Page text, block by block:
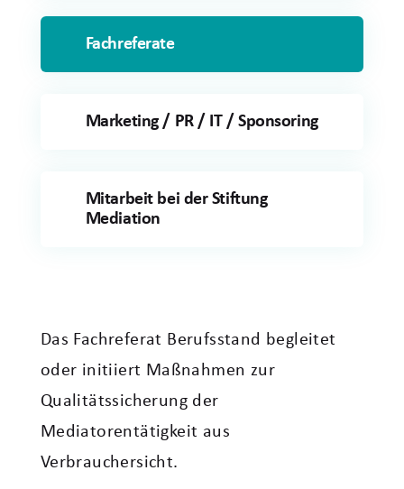
Das Fachreferat Berufsstand begleitet
oder initiiert Maßnahmen zur
Qualitätssicherung der
Mediatorentätigkeit aus
Verbrauchersicht.
Fachreferate
Marketing / PR / IT / Sponsoring
Mitarbeit bei der Stiftung
Mediation